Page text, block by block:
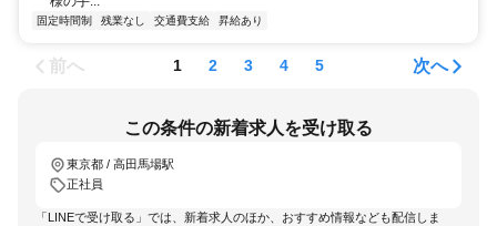
固定時間制 残業なし 交通費支給 昇給あり
前へ 1 2 3 4 5 次へ
この条件の新着求人を受け取る
東京都 / 高田馬場駅
正社員
「LINEで受け取る」では、新着求人のほか、おすすめ情報なども配信しま